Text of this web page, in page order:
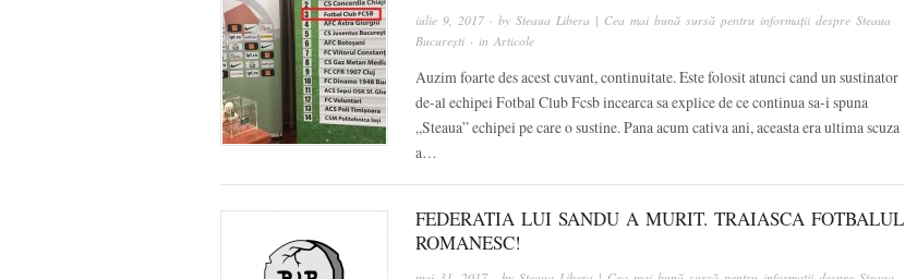
iulie 9, 2017 · by Steaua Libera | Cea mai bună sursă pentru informații despre Steaua
București · in Articole
Auzim foarte des acest cuvant, continuitate. Este folosit atunci cand un sustinator
de-al echipei Fotbal Club Fcsb incearca sa explice de ce continua sa-i spuna
„Steaua” echipei pe care o sustine. Pana acum cativa ani, aceasta era ultima scuza
a…
FEDERATIA LUI SANDU A MURIT. TRAIASCA FOTBALUL
ROMANESC!